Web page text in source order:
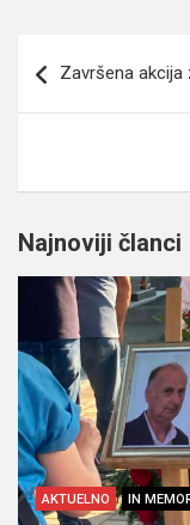
članaka
Završena akcija
Najnoviji članci
AKTUELNO IN